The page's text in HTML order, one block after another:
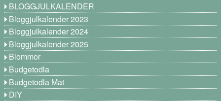
BLOGGJULKALENDER
Bloggjulkalender 2023
Bloggjulkalender 2024
Bloggjulkalender 2025
Blommor
Budgetodla
Budgetodla Mat
DIY